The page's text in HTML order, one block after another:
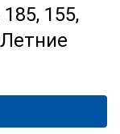
155,